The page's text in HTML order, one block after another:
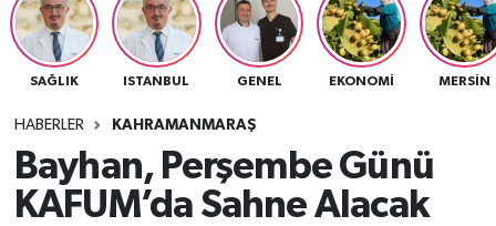
SAĞLIK ISTANBUL GENEL EKONOMI MERSIN
HABERLER KAHRAMANMARAŞ
Bayhan, Perşembe Günü
KAFUM’da Sahne Alacak
Siyaset
Spor
Sağlık
Namaz Vakitleri
TFF 3.Lig 4.Grup Puan Durumu ve Fikstür
Tüm Manşetler